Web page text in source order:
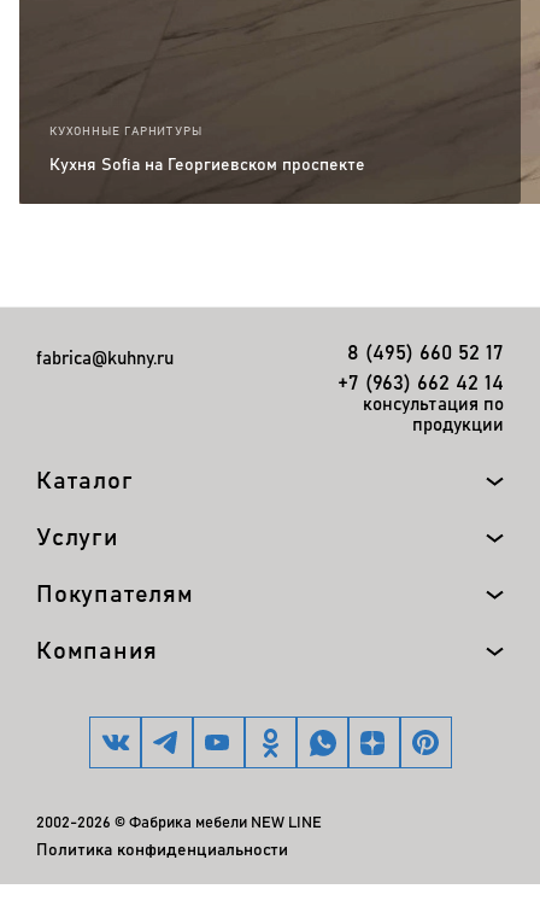
КУХОННЫЕ ГАРНИТУРЫ
Кухня Sofia на Георгиевском проспекте
fabrica@kuhny.ru
8 (495) 660 52 17
+7 (963) 662 42 14
консультация по
продукции
Каталог
Услуги
Покупателям
Компания
2002-2026 © Фабрика мебели NEW LINE
Политика конфиденциальности